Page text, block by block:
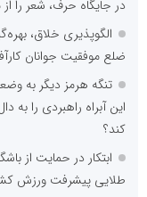
در جایگاه حرف، شعر را
الگوپذیری خلاق،
ضلع موفقیت جوانان
تنگه هرمز دیگر به
این آبراه راهبردی را
کند؟
ابتکار در حمایت از
طلایی پیشرفت ورزش